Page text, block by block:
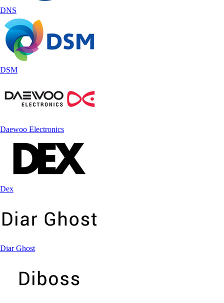
DNS
DSM
Daewoo Electronics
Dex
Diar Ghost